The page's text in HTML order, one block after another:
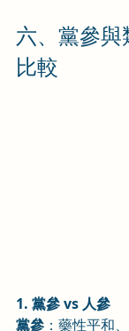
六、黨參與
比較
1. 黨參 vs 人參
黨參 ：藥性平和